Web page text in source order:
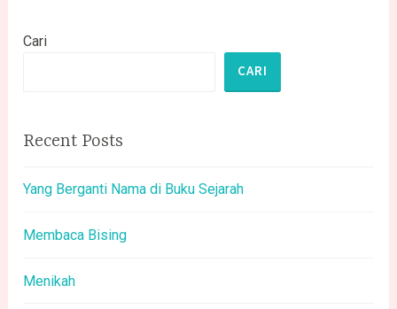
Cari
CARI
Recent Posts
Yang Berganti Nama di Buku Sejarah
Membaca Bising
Menikah